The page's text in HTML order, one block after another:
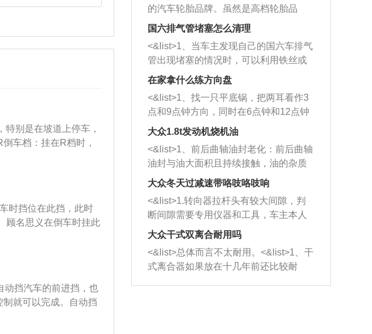
别是在坡道上停车，
车档：挂在R档时，
倒退行驶，不得在汽
根据车速、节气门开
挡位之间自动切换。
在高转速上保持较长
堵车时，由于车辆行驶
成L挡，能保证车辆档
时挡位在此挡，此时
顾名思义在倒车时挂此
，手动挡。这个挡位
高转速一段时间，使
。变速箱会保持在1
的制动功能。
动挡汽车的前进挡，也
就可以完成。自动挡
后，挂上P档车辆就开
的汽车轮胎品牌。虽然是高档轮胎品
牌，但是中高低端的轮胎都有生产，这
也是为了更好的开拓市场。
国六排气管堵塞怎么清理
<&list>1、当车主发现自己的国六车排气
管出现堵塞的情况时，可以利用铁丝或
者是细棍，直接将杂物给取出来，如果
堵塞情况比较严重，也可以采取应急措
施。 <&list>2、直接利用木棍将所有的
杂物推到排气管里面的位置处，然后将
三元催化器拆解开，就可以将堵塞的东
西取出来。但如果是因为积碳过多引起
的堵塞，就需要将三元催化器泡在草酸
洗剂对堵塞的情况得到解决，将清洗剂
放在燃油箱中，与燃油混合后，车辆启
动时，就可以和汽油一起进入到燃烧
室，最后形成废气排出，就可以让三元
催化器得到清洗，排气管堵塞的情况就
能够得到解决。
在家拿什么练方向盘
<&list>1、找一只平底锅，把两耳看作3
点和9点钟方向，同时在6点钟和12点钟
方向做一个标记。 <&list>2、双手握住
一圈半的练习，往右同样也要打相同的
圈数。 <&list>3、最后强调要反复练
习，这样就可以形成肌肉记忆，在真实
驾驶车辆时，不需要记忆也能打好方
向。
大众1.8t发动机烧机油
<&list>1、前后曲轴油封老化：前后曲轴
油封与油大面积且持续接触，油的杂质
和发动机内持续温度变化使其密封效果
逐渐减弱，导致渗油或漏油。<&list>2、
活塞间隙过大：积碳会使活塞环与缸体
的间隙扩大，导致机油流入燃烧室中，
造成烧机油。<&list>3、机油粘度。使用
机油粘度过小的话，同样会有烧机油现
象，机油粘度过小具有很好的流动性，
大众冬天过减速带咯吱咯吱响
<&list>1.转向器拉杆头有较大间隙，判
断间隙需要专用仪器和工具，车主本人
无法制作，需要将车辆送到修理厂或4s
店；<&list>2.车辆半轴套管防尘罩破
裂，破裂后会出现漏油现象，使半轴磨
损严重，磨损的半轴容易损坏，产生异
响；<&list>3.稳定器的转向胶套和球头
大众干式双离合耐用吗
<&list>总体而言不太耐用。<&list>1、干
式离合器如果放在十几年前还比较耐